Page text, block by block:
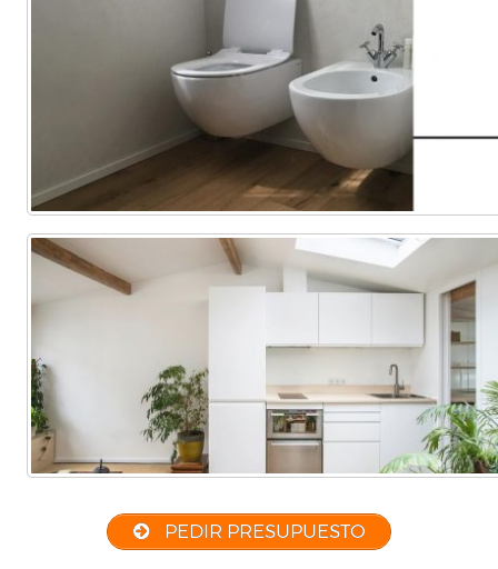
Tarima
(Completa)
Tarima
Vivienda
(Parcial)
PEDIR PRESUPUESTO